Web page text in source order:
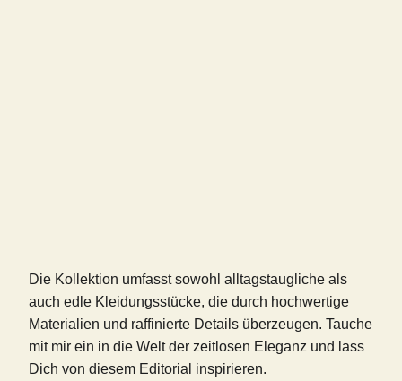
Die Kollektion umfasst sowohl alltagstaugliche als
auch edle Kleidungsstücke, die durch hochwertige
Materialien und raffinierte Details überzeugen. Tauche
mit mir ein in die Welt der zeitlosen Eleganz und lass
Dich von diesem Editorial inspirieren.